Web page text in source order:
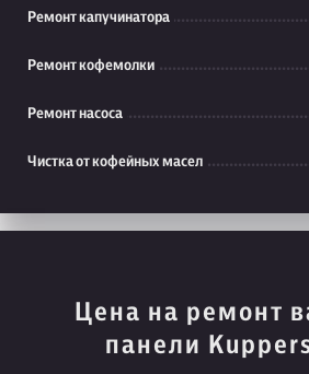
Ремонт капучинатора
Ремонт кофемолки
Ремонт насоса
Чистка от кофейных масел
Цена на ремонт
панели